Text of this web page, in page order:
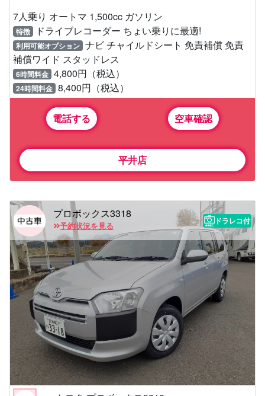
7人乗り オートマ 1,500cc ガソリン
特徴 ドライブレコーダー ちょい乗りに最適!
利用可能オプション ナビ チャイルドシート 免責補償 免責
補償ワイド スタッドレス
6時間料金 4,800円（税込）
24時間料金 8,400円（税込）
電話する 空車確認
平井店
プロボックス3318
予約状況を見る
ドラレコ付